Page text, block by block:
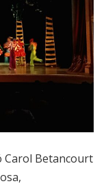
Carol Betancourt